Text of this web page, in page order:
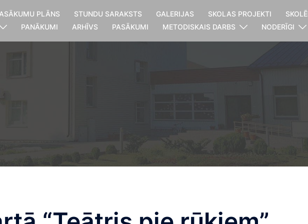
PLĀNS STUNDU SARAKSTS GALERIJAS SKOLAS PROJEKTI
PANĀKUMI ARHĪVS PASĀKUMI METODISKAIS DARBS NODERĪGI